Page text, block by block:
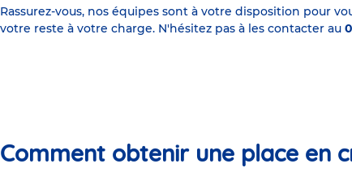
Rassurez-vous, nos équipes sont à votre disposition pour
votre reste à votre charge. N'hésitez pas à les contacter au
Comment obtenir une place en